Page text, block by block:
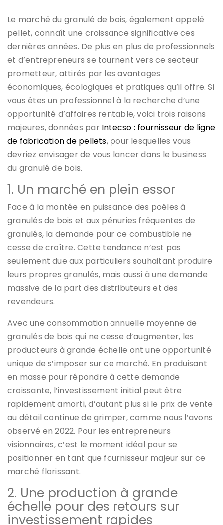
Le marché du granulé de bois, également appelé
pellet, connaît une croissance significative ces
dernières années. De plus en plus de professionnels
et d’entrepreneurs se tournent vers ce secteur
prometteur, attirés par les avantages
économiques, écologiques et pratiques qu’il offre. Si
vous êtes un professionnel à la recherche d’une
opportunité d’affaires rentable, voici trois raisons
majeures, données par Intecso : fournisseur de ligne
de fabrication de pellets, pour lesquelles vous
devriez envisager de vous lancer dans le business
du granulé de bois.
1. Un marché en plein essor
Face à la montée en puissance des poêles à
granulés de bois et aux pénuries fréquentes de
granulés, la demande pour ce combustible ne
cesse de croître. Cette tendance n’est pas
seulement due aux particuliers souhaitant produire
leurs propres granulés, mais aussi à une demande
massive de la part des distributeurs et des
revendeurs.
Avec une consommation annuelle moyenne de
granulés de bois qui ne cesse d’augmenter, les
producteurs à grande échelle ont une opportunité
unique de s’imposer sur ce marché. En produisant
en masse pour répondre à cette demande
croissante, l’investissement initial peut être
rapidement amorti, d’autant plus si le prix de vente
au détail continue de grimper, comme nous l’avons
observé en 2022. Pour les entrepreneurs
visionnaires, c’est le moment idéal pour se
positionner en tant que fournisseur majeur sur ce
marché florissant.
2. Une production à grande
échelle pour des retours sur
investissement rapides